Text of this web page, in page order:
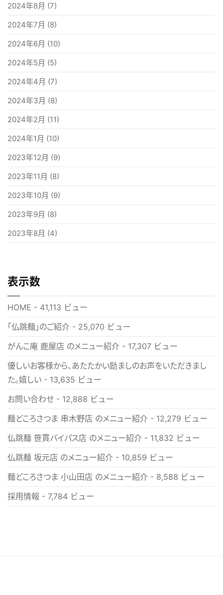
2024年8月 (7)
2024年7月 (8)
2024年6月 (10)
2024年5月 (5)
2024年4月 (7)
2024年3月 (8)
2024年2月 (11)
2024年1月 (10)
2023年12月 (9)
2023年11月 (8)
2023年10月 (9)
2023年9月 (8)
2023年8月 (4)
表示数
HOME - 41,113 ビュー
「仏跳麺」のご紹介 - 25,070 ビュー
がんこ庵 鹿屋店 のメニュー紹介 - 17,307 ビュー
優しいお客様から、あたたかい励ましのお声をいただきまし
た。嬉しい - 13,635 ビュー
お問い合わせ - 12,888 ビュー
麺どころさつま 串木野店 のメニュー紹介 - 12,279 ビュー
仏跳麺 笹貫バイパス店 のメニュー紹介 - 11,832 ビュー
仏跳麺 坂元店 のメニュー紹介 - 10,859 ビュー
麺どころさつま 小山田店 のメニュー紹介 - 8,588 ビュー
採用情報 - 7,784 ビュー